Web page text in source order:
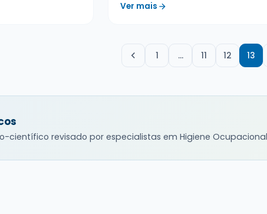
Ver mais
1 … 11 12 13
científico revisado por especialistas em Higiene